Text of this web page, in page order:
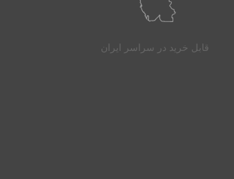
قابل خرید در سراسر ایران